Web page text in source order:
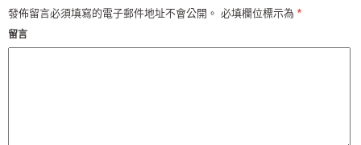
發佈留言必須填寫的電子郵件地址不會公開。 必填欄位標示為 *
留言